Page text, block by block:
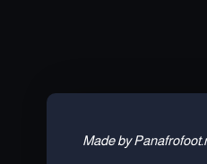
Made by